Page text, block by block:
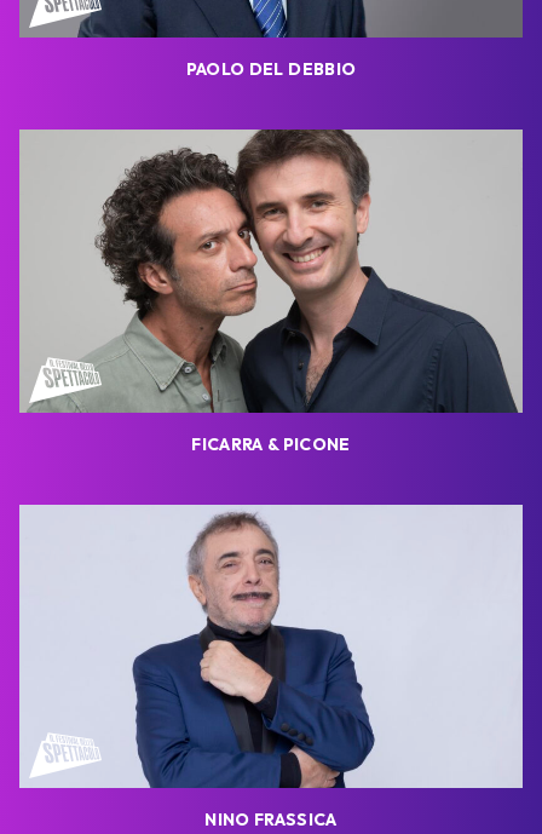
PAOLO DEL DEBBIO
FICARRA & PICONE
NINO FRASSICA